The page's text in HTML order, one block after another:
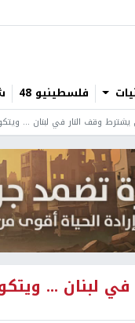
فلسطينيو 48
يشترط وقف النار في لبنان ...
لبنان ...